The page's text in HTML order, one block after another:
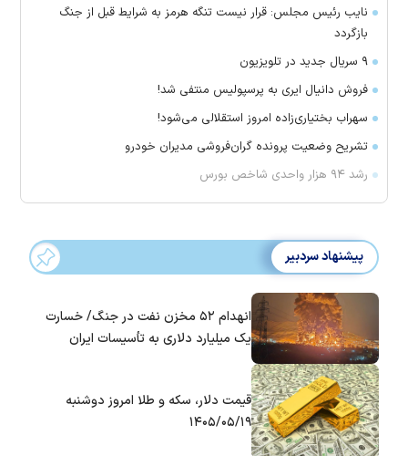
نایب رئیس مجلس: قرار نیست تنگه هرمز به شرایط قبل از جنگ
بازگردد
۹ سریال جدید در تلویزیون
فروش دانیال ایری به پرسپولیس منتفی شد!
سهراب بختیاری‌زاده امروز استقلالی می‌شود!
تشریح وضعیت پرونده گران‌فروشی مدیران خودرو
رشد ۹۴ هزار واحدی شاخص بورس
پیشنهاد سردبیر
انهدام ۵۲ مخزن نفت در جنگ/ خسارت
یک میلیارد دلاری به تأسیسات ایران
قیمت دلار، سکه و طلا امروز دوشنبه
۱۴۰۵/۰۵/۱۹